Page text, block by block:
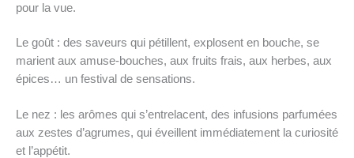
pour la vue.
Le goût : des saveurs qui pétillent, explosent en bouche, se
marient aux amuse-bouches, aux fruits frais, aux herbes, aux
épices… un festival de sensations.
Le nez : les arômes qui s’entrelacent, des infusions parfumées
aux zestes d’agrumes, qui éveillent immédiatement la curiosité
et l’appétit.